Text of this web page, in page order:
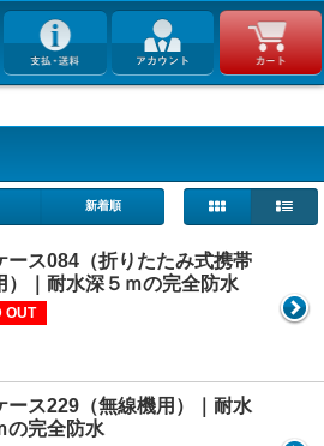
新着順
ース084（折りたたみ式携帯
）｜耐水深５ｍの完全防水
OUT
ース229（無線機用）｜耐水
の完全防水